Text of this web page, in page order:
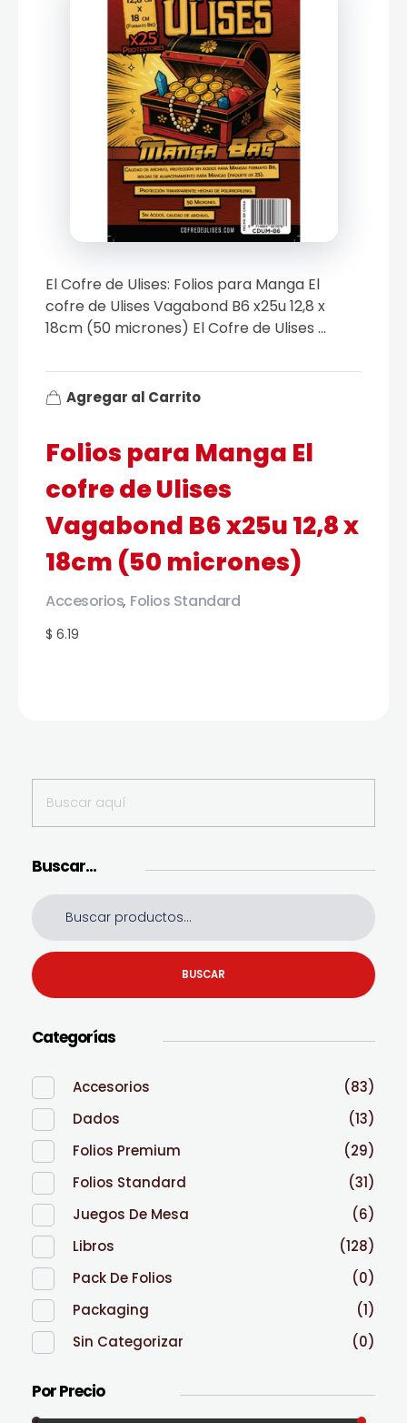
Folios para Manga El
cofre de Ulises
Vagabond B6 x25u 12,8 x
18cm (50 micrones)
$ 6.19
Accesorios, Folios Standard
El Cofre de Ulises: Folios para Manga El
cofre de Ulises Vagabond B6 x25u 12,8 x
18cm (50 micrones) El Cofre de Ulises ...
Agregar al Carrito
Buscar…
BUSCAR
Categorías
Accesorios
(83)
Dados
(13)
Folios Premium
(29)
Folios Standard
(31)
Juegos De Mesa
(6)
Libros
(128)
Pack De Folios
(0)
Packaging
(1)
Sin Categorizar
(0)
Por Precio